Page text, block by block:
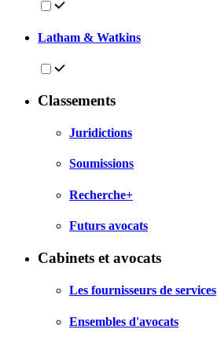
Latham & Watkins
Classements
Juridictions
Soumissions
Recherche+
Futurs avocats
Cabinets et avocats
Les fournisseurs de services
Ensembles d'avocats